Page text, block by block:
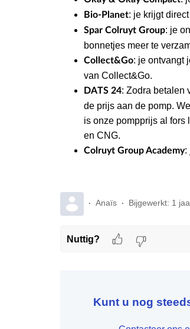
Bio-Planet: je krijgt
Spar Colruyt Group: je
bonnetjes meer te
Collect&Go: je ontvangt
van Collect&Go.
DATS 24: Zodra betalen
de prijs aan de pomp.
is onze pompprijs al fors
en CNG.
Colruyt Group Academy:
Anaïs Bijgewerkt: 1
Nuttig?
Kunt u nog